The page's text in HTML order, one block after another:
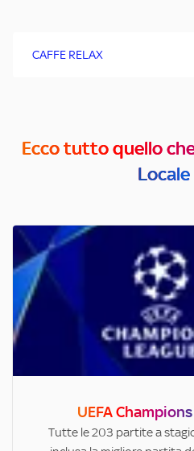
CAFFE RELAX
Ecco tutto quello
Locale
UEFA
Tutte le 203 partite a